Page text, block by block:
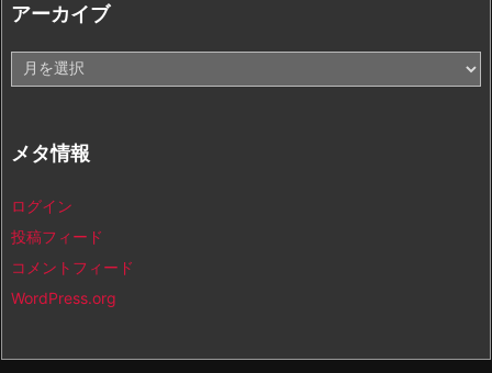
アーカイブ
ー
ブ
メタ情報
ログイン
投稿フィード
コメントフィード
WordPress.org